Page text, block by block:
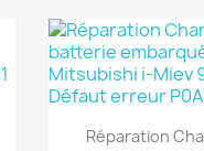

Réparation